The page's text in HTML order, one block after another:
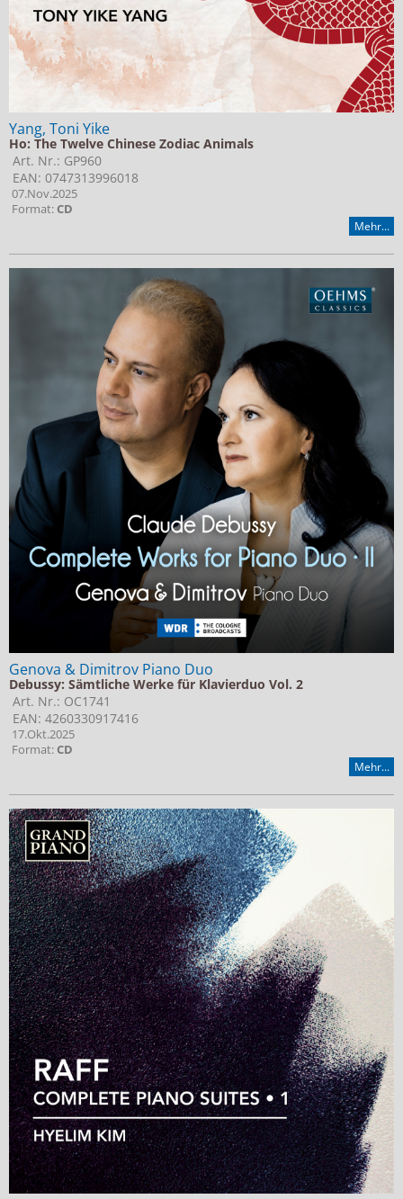
Yang, Toni Yike
Ho: The Twelve Chinese Zodiac Animals
Art. Nr.: GP960
EAN: 0747313996018
07.Nov.2025
Format:CD
Mehr...
Genova & Dimitrov Piano Duo
Debussy: Sämtliche Werke für Klavierduo Vol. 2
Art. Nr.: OC1741
EAN: 4260330917416
17.Okt.2025
Format:CD
Mehr...